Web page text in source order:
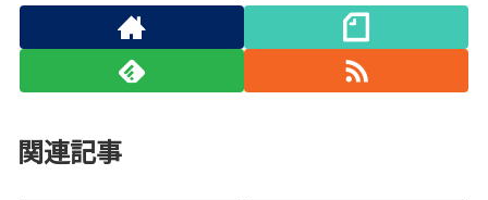
関連記事